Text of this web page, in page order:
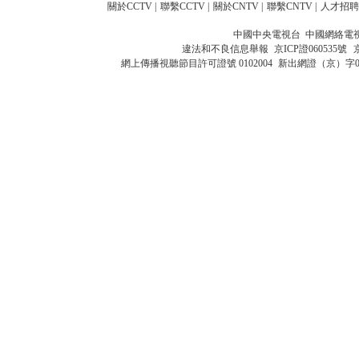
關於CCTV 聯繫CCTV 關於CNTV 聯繫CNTV 人才招聘
中國中央電視台 中國網絡電
違法和不良信息舉報 京ICP證060535號
網上傳播視聽節目許可證號 0102004 新出網證（京）